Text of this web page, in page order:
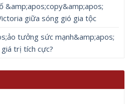
&amp;apos;copy&amp;apos;
giữa sóng gió gia tộc
tưởng sức mạnh&amp;apos;
trị tích cực?